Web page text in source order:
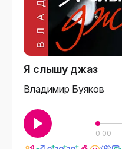
Я слышу джаз
Владимир Буяков
0:00